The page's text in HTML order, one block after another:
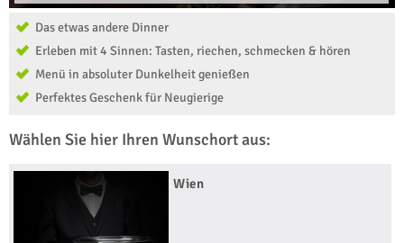
Das etwas andere Dinner
Erleben mit 4 Sinnen: Tasten, riechen, schmecken & hören
Menü in absoluter Dunkelheit genießen
Perfektes Geschenk für Neugierige
Wählen Sie hier Ihren Wunschort aus:
Wien